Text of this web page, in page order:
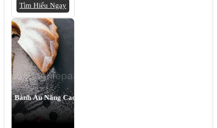
Tìm Hiểu Ngay
Bánh Âu Nâng Cao